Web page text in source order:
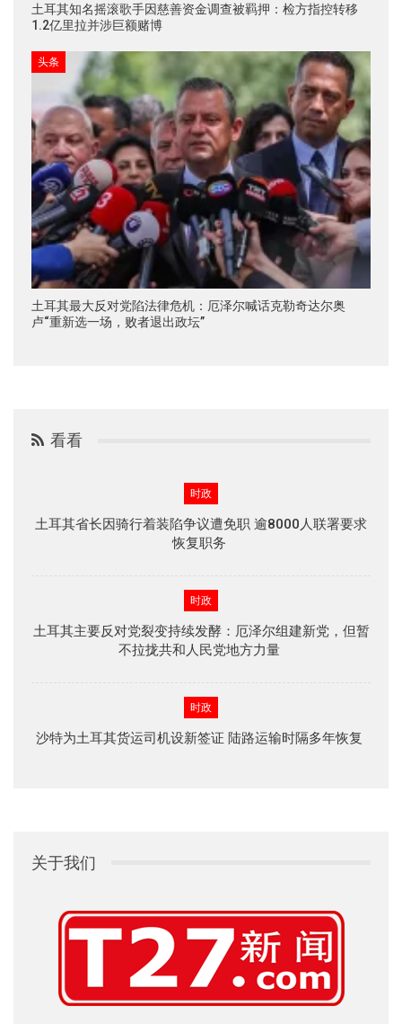
土耳其知名摇滚歌手因慈善资金调查被羁押：检方指控转移
1.2亿里拉并涉巨额赌博
头条
土耳其最大反对党陷法律危机：厄泽尔喊话克勒奇达尔奥
卢“重新选一场，败者退出政坛”
看看
时政
土耳其省长因骑行着装陷争议遭免职 逾8000人联署要求
恢复职务
时政
土耳其主要反对党裂变持续发酵：厄泽尔组建新党，但暂
不拉拢共和人民党地方力量
时政
沙特为土耳其货运司机设新签证 陆路运输时隔多年恢复
关于我们